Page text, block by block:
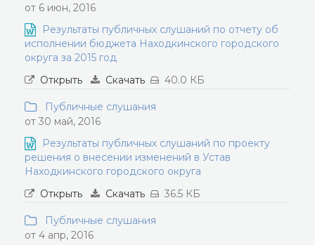
от 6 июн, 2016
Результаты публичных слушаний по отчету об
исполнении бюджета Находкинского городского
округа за 2015 год
Открыть
Скачать 40.0 КБ
Публичные слушания
от 30 май, 2016
Результаты публичных слушаний по проекту
решения о внесении изменений в Устав
Находкинского городского округа
Открыть
Скачать 36.5 КБ
Публичные слушания
от 4 апр, 2016